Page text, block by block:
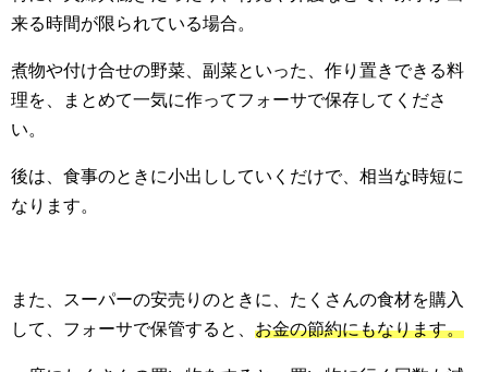
来る時間が限られている場合。
煮物や付け合せの野菜、副菜といった、作り置きできる料
理を、まとめて一気に作ってフォーサで保存してくださ
い。
後は、食事のときに小出ししていくだけで、相当な時短に
なります。
また、スーパーの安売りのときに、たくさんの食材を購入
して、フォーサで保管すると、 お金の節約にもなります。